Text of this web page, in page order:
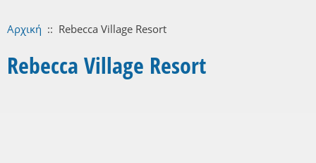
Αρχική :: Rebecca Village Resort
Rebecca Village Resort